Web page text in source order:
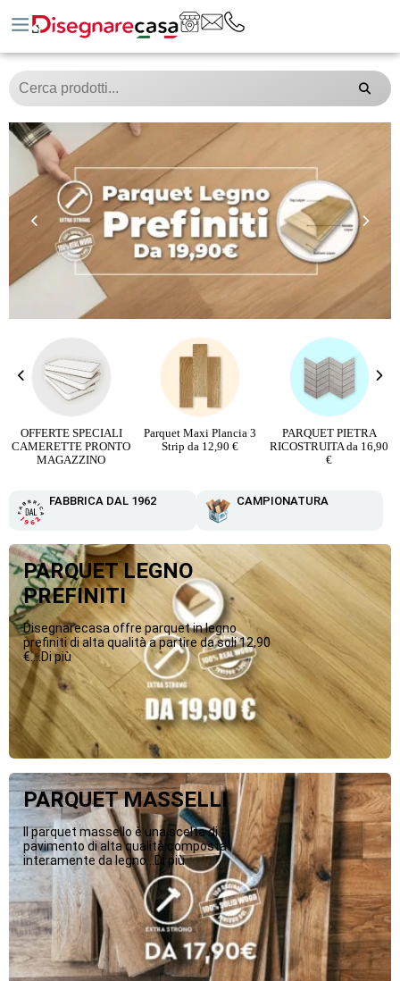
OFFERTE SPECIALI
CAMERETTE PRONTO
MAGAZZINO
Parquet Maxi Plancia 3
Strip da 12,90 €
PARQUET PIETRA
RICOSTRUITA da 16,90
€
FABBRICA DAL 1962 CAMPIONATURA
PARQUET LEGNO
PREFINITI
Disegnarecasa offre parquet in legno
prefiniti di alta qualità a partire da soli 12,90
€....Di più
PARQUET MASSELLI
Il parquet massello è una scelta di
pavimento di alta qualità composta
interamente da legno...Di più